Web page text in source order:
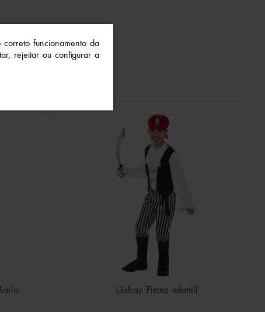
funcionamento da
rejeitar ou configurar a
Disfraz Pirata Infantil